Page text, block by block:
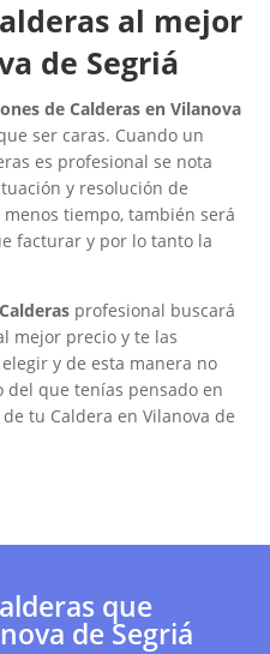
al mejor
de Segriá
de Calderas en Vilanova
ser caras. Cuando un
es profesional se nota
y resolución de
tiempo, también será
facturar y por lo tanto la
profesional buscará
mejor precio y te las
y de esta manera no
que tenías pensado en
tu Caldera en Vilanova de
que
de Segriá